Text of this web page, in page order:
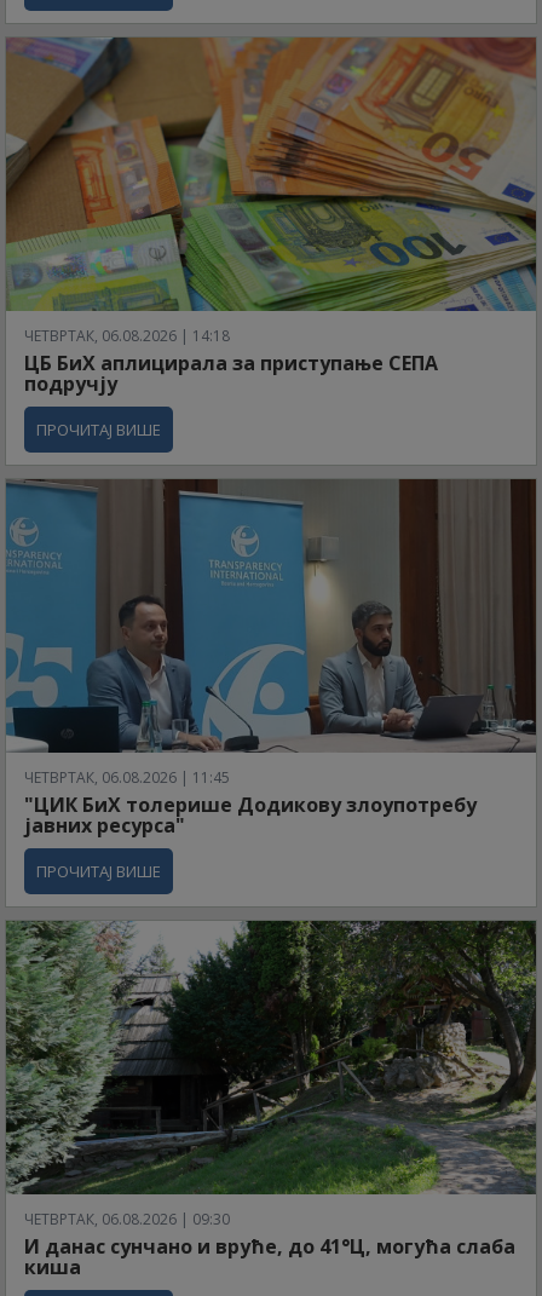
ЧЕТВРТАК, 06.08.2026 | 14:18
ЦБ БиХ аплицирала за приступање СЕПА
подручју
ПРОЧИТАЈ ВИШЕ
ЧЕТВРТАК, 06.08.2026 | 11:45
"ЦИК БиХ толерише Додикову злоупотребу
јавних ресурса"
ПРОЧИТАЈ ВИШЕ
ЧЕТВРТАК, 06.08.2026 | 09:30
И данас сунчано и вруће, до 41°Ц, могућа слаба
киша